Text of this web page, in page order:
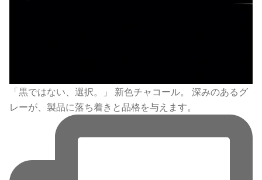
「黒ではない、選択。」 新色チャコール。 深みのあるグ
レーが、製品に落ち着きと品格を与えます。